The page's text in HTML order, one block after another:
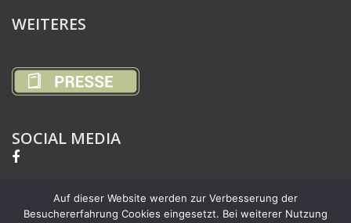
WEITERES
SOCIAL MEDIA
Auf dieser Website werden zur Verbesserung der
Besuchererfahrung Cookies eingesetzt. Bei weiterer Nutzung